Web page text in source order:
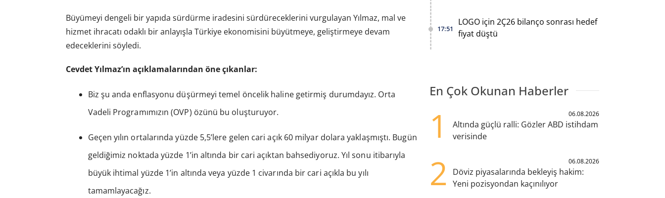
Büyümeyi dengeli bir yapıda sürdürme iradesini sürdüreceklerini vurgulayan Yılmaz, mal ve
hizmet ihracatı odaklı bir anlayışla Türkiye ekonomisini büyütmeye, geliştirmeye devam
edeceklerini söyledi.
Cevdet Yılmaz’ın açıklamalarından öne çıkanlar:
Biz şu anda enflasyonu düşürmeyi temel öncelik haline getirmiş durumdayız. Orta
Vadeli Programımızın (OVP) özünü bu oluşturuyor.
Geçen yılın ortalarında yüzde 5,5’lere gelen cari açık 60 milyar dolara yaklaşmıştı. Bugün
geldiğimiz noktada yüzde 1’in altında bir cari açıktan bahsediyoruz. Yıl sonu itibarıyla
büyük ihtimal yüzde 1’in altında veya yüzde 1 civarında bir cari açıkla bu yılı
tamamlayacağız.
17:51
LOGO için 2Ç26 bilanço sonrası hedef
fiyat düştü
En Çok Okunan Haberler
1 06.08.2026
Altında güçlü ralli: Gözler ABD istihdam
verisinde
2 06.08.2026
Döviz piyasalarında bekleyiş hakim:
Yeni pozisyondan kaçınılıyor